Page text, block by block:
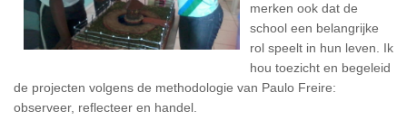
merken ook dat de
school een belangrijke
rol speelt in hun leven. Ik
hou toezicht en begeleid
de projecten volgens de methodologie van Paulo Freire:
observeer, reflecteer en handel.